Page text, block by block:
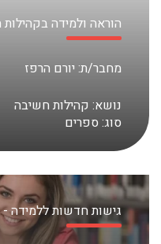
הוראה ולמידה בקהילות
מחבר/ת: יורם הרפז
נושא: קהילות חשיבה
סוג:ספרים
גישות חדשות ללמידה -